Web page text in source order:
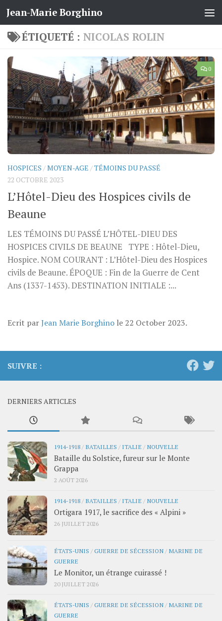
Skip to content
Jean-Marie Borghino
ÉTIQUETÉ : NICOLAS ROLIN
0
HOSPICES /MOYEN-AGE /TÉMOINS DU PASSÉ
22 OCTOBRE 2023
L’Hôtel-Dieu des Hospices civils de
Beaune
LES TÉMOINS DU PASSÉ L’HÔTEL-DIEU DES
HOSPICES CIVILS DE BEAUNE TYPE : Hôtel-Dieu,
Hospice. NOM COURANT : L’Hôtel-Dieu des Hospices
civils de Beaune. ÉPOQUE : Fin de la Guerre de Cent
Ans (1337-1453). DESTINATION INITIALE :...
Ecrit parJean Marie Borghino le 22 October 2023.
SUIVRE :
DERNIERS ARTICLES
1914-1918 / BATAILLES / ITALIE / NOUVELLE
Bataille du Solstice, fureur sur le Monte
Grappa
2 AOÛT 2026
1914-1918 / BATAILLES / ITALIE / NOUVELLE
Ortigara 1917, le sacrifice des « Alpini »
26 JUILLET 2026
ÉTATS-UNIS /GUERRE DE SÉCESSION / MARINE DE
GUERRE
Le Monitor, un étrange cuirassé !
20 JUILLET 2026
ÉTATS-UNIS /GUERRE DE SÉCESSION / MARINE DE
GUERRE